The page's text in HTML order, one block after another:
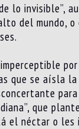
lo invisible”,
del mundo,
se aísla la
que
el néctar o